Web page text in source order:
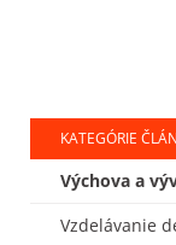
KATEGÓRIE
Výchova a
Vzdelávanie